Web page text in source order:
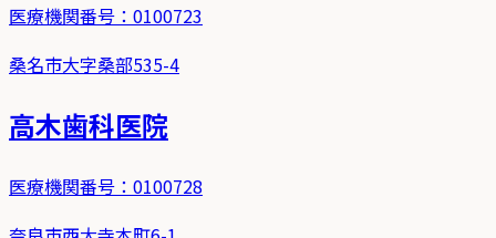
医療機関番号： 0100723
桑名市大字桑部535-4
高木歯科医院
医療機関番号： 0100728